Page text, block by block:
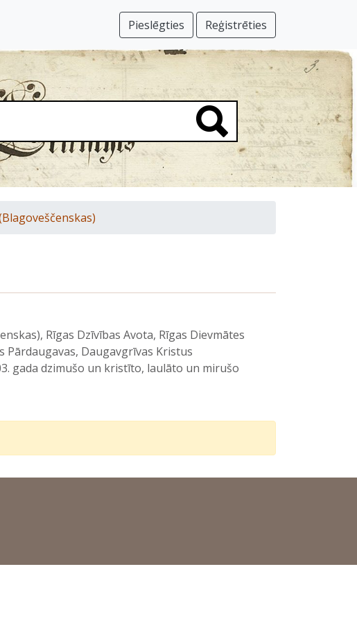
Pieslēgties Reģistrēties
Rīgas Dzīvības Avota, Rīgas Dievmātes
Pārdaugavas, Daugavgrīvas Kristus
gada dzimušo un kristīto, laulāto un mirušo